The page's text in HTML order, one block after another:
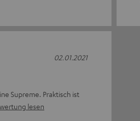
Supreme. Praktisch ist
lesen
02.01.2021